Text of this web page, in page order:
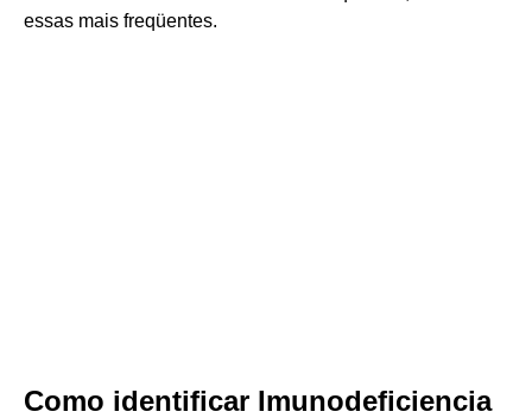
essas mais freqüentes.
Como identificar Imunodeficiencia